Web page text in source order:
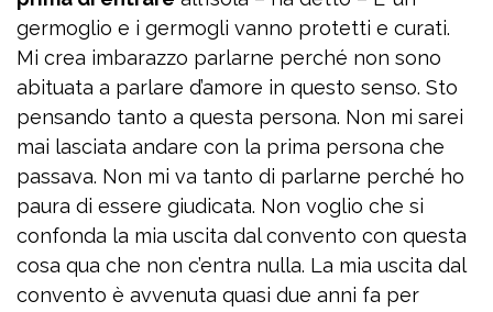
germoglio e i germogli vanno protetti e curati.
Mi crea imbarazzo parlarne perché non sono
abituata a parlare d’amore in questo senso. Sto
pensando tanto a questa persona. Non mi sarei
mai lasciata andare con la prima persona che
passava. Non mi va tanto di parlarne perché ho
paura di essere giudicata. Non voglio che si
confonda la mia uscita dal convento con questa
cosa qua che non c’entra nulla. La mia uscita dal
convento è avvenuta quasi due anni fa per